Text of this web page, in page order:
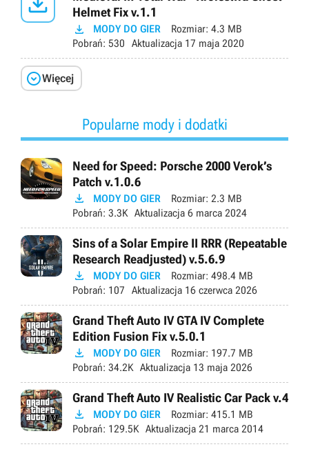
Helmet Fix v.1.1
 MODY DO GIER Rozmiar: 4.3 MB
Pobrań: 530 Aktualizacja 17 maja 2020
Więcej
Popularne mody i dodatki
Need for Speed: Porsche 2000 Verok’s
Patch v.1.0.6
 MODY DO GIER Rozmiar: 2.3 MB
Pobrań: 3.3K Aktualizacja 6 marca 2024
Sins of a Solar Empire II RRR (Repeatable
Research Readjusted) v.5.6.9
 MODY DO GIER Rozmiar: 498.4 MB
Pobrań: 107 Aktualizacja 16 czerwca 2026
Grand Theft Auto IV GTA IV Complete
Edition Fusion Fix v.5.0.1
 MODY DO GIER Rozmiar: 197.7 MB
Pobrań: 34.2K Aktualizacja 13 maja 2026
Grand Theft Auto IV Realistic Car Pack v.4
 MODY DO GIER Rozmiar: 415.1 MB
Pobrań: 129.5K Aktualizacja 21 marca 2014